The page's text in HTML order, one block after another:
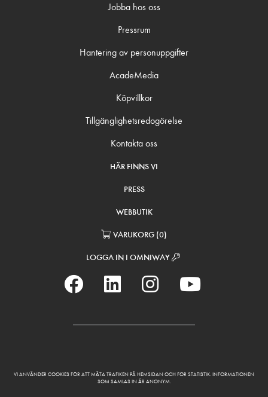
Jobba hos oss
Pressrum
Hantering av personuppgifter
AcadeMedia
Köpvillkor
Tillgänglighetsredogörelse
Kontakta oss
HÄR FINNS VI
PRESS
WEBBUTIK
VARUKORG (0)
LOGGA IN I OMNIWAY
VI ANVÄNDER COOKIES FÖR ATT MÄTA TRAFIKEN PÅ HEMSIDAN OCH FÖR STATISTIK. INFORMATIONEN
SOM SAMLAS IN ÄR ANONYM.